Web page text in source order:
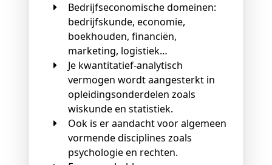
Bedrijfseconomische domeinen:
bedrijfskunde, economie,
boekhouden, financiën,
marketing, logistiek…
Je kwantitatief-analytisch
vermogen wordt aangesterkt in
opleidingsonderdelen zoals
wiskunde en statistiek.
Ook is er aandacht voor algemeen
vormende disciplines zoals
psychologie en rechten.